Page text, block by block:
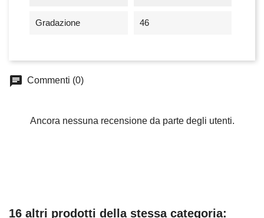
Gradazione 46
chat Commenti (0)
Ancora nessuna recensione da parte degli utenti.
16 altri prodotti della stessa categoria: